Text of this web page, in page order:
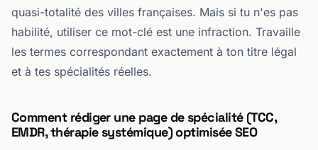
quasi-totalité des villes françaises. Mais si tu n'es pas
habilité, utiliser ce mot-clé est une infraction. Travaille
les termes correspondant exactement à ton titre légal
et à tes spécialités réelles.
Comment rédiger une page de spécialité (TCC,
EMDR, thérapie systémique) optimisée SEO